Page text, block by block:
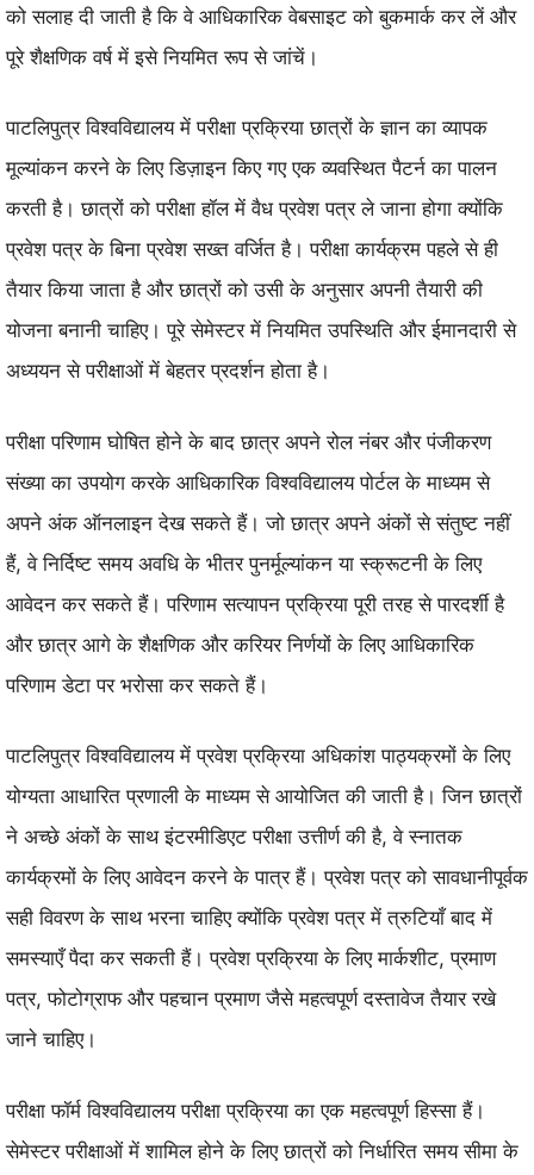
को सलाह दी जाती है कि वे आधिकारिक वेबसाइट को बुकमार्क कर लें और
पूरे शैक्षणिक वर्ष में इसे नियमित रूप से जांचें।
पाटलिपुत्र विश्वविद्यालय में परीक्षा प्रक्रिया छात्रों के ज्ञान का व्यापक
मूल्यांकन करने के लिए डिज़ाइन किए गए एक व्यवस्थित पैटर्न का पालन
करती है। छात्रों को परीक्षा हॉल में वैध प्रवेश पत्र ले जाना होगा क्योंकि
प्रवेश पत्र के बिना प्रवेश सख्त वर्जित है। परीक्षा कार्यक्रम पहले से ही
तैयार किया जाता है और छात्रों को उसी के अनुसार अपनी तैयारी की
योजना बनानी चाहिए। पूरे सेमेस्टर में नियमित उपस्थिति और ईमानदारी से
अध्ययन से परीक्षाओं में बेहतर प्रदर्शन होता है।
परीक्षा परिणाम घोषित होने के बाद छात्र अपने रोल नंबर और पंजीकरण
संख्या का उपयोग करके आधिकारिक विश्वविद्यालय पोर्टल के माध्यम से
अपने अंक ऑनलाइन देख सकते हैं। जो छात्र अपने अंकों से संतुष्ट नहीं
हैं, वे निर्दिष्ट समय अवधि के भीतर पुनर्मूल्यांकन या स्क्रूटनी के लिए
आवेदन कर सकते हैं। परिणाम सत्यापन प्रक्रिया पूरी तरह से पारदर्शी है
और छात्र आगे के शैक्षणिक और करियर निर्णयों के लिए आधिकारिक
परिणाम डेटा पर भरोसा कर सकते हैं।
पाटलिपुत्र विश्वविद्यालय में प्रवेश प्रक्रिया अधिकांश पाठ्यक्रमों के लिए
योग्यता आधारित प्रणाली के माध्यम से आयोजित की जाती है। जिन छात्रों
ने अच्छे अंकों के साथ इंटरमीडिएट परीक्षा उत्तीर्ण की है, वे स्नातक
कार्यक्रमों के लिए आवेदन करने के पात्र हैं। प्रवेश पत्र को सावधानीपूर्वक
सही विवरण के साथ भरना चाहिए क्योंकि प्रवेश पत्र में त्रुटियाँ बाद में
समस्याएँ पैदा कर सकती हैं। प्रवेश प्रक्रिया के लिए मार्कशीट, प्रमाण
पत्र, फोटोग्राफ और पहचान प्रमाण जैसे महत्वपूर्ण दस्तावेज तैयार रखे
जाने चाहिए।
परीक्षा फॉर्म विश्वविद्यालय परीक्षा प्रक्रिया का एक महत्वपूर्ण हिस्सा हैं।
सेमेस्टर परीक्षाओं में शामिल होने के लिए छात्रों को निर्धारित समय सीमा के